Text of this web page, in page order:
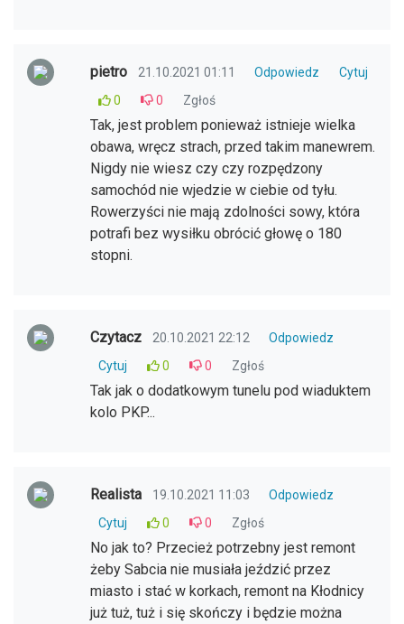
pietro 21.10.2021 01:11 Odpowiedz
Cytuj
0
0 Zgłoś
Tak, jest problem ponieważ istnieje wielka
obawa, wręcz strach, przed takim manewrem.
Nigdy nie wiesz czy czy rozpędzony
samochód nie wjedzie w ciebie od tyłu.
Rowerzyści nie mają zdolności sowy, która
potrafi bez wysiłku obrócić głowę o 180
stopni.
Czytacz 20.10.2021 22:12
Odpowiedz
Cytuj
0 0 Zgłoś
Tak jak o dodatkowym tunelu pod wiaduktem
kolo PKP...
Realista 19.10.2021 11:03
Odpowiedz
Cytuj
0 0 Zgłoś
No jak to? Przecież potrzebny jest remont
żeby Sabcia nie musiała jeździć przez
miasto i stać w korkach, remont na Kłodnicy
już tuż, tuż i się skończy i będzie można